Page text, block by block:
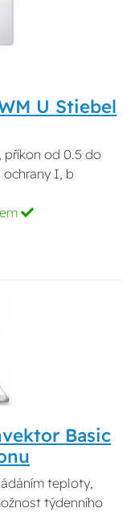
U Stiebel
příkon od 0.5 do
ochrany I, b
Basic
teploty,
týdenního